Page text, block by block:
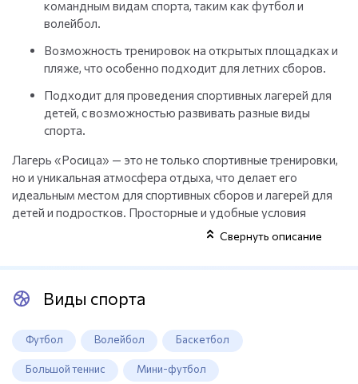
командным видам спорта, таким как футбол и
волейбол.
Возможность тренировок на открытых площадках и
пляже, что особенно подходит для летних сборов.
Подходит для проведения спортивных лагерей для
детей, с возможностью развивать разные виды
спорта.
Лагерь «Росица» — это не только спортивные тренировки,
но и уникальная атмосфера отдыха, что делает его
идеальным местом для спортивных сборов и лагерей для
детей и подростков. Просторные и удобные условия
проживания позволяют спортсменам полностью
сосредоточиться на тренировках и отдыхе, не отвлекаясь
культурным развитием.
Свернуть описание
Виды спорта
Футбол Волейбол Баскетбол
Большой теннис Мини-футбол